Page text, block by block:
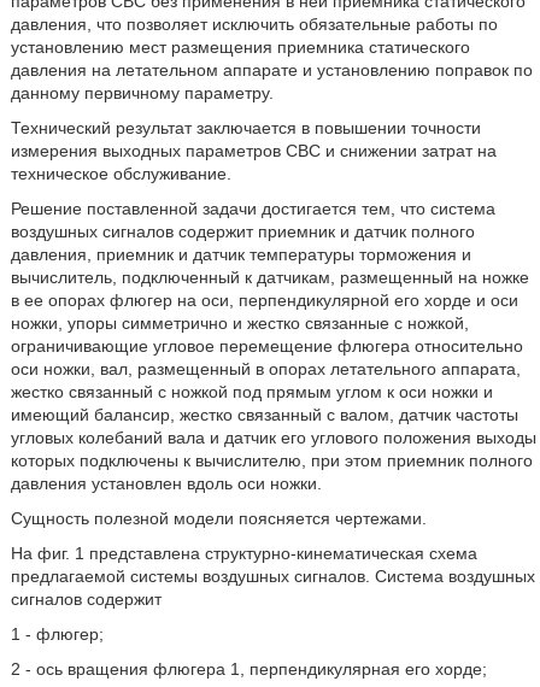
давления, что позволяет исключить обязательные работы по
установлению мест размещения приемника статического
давления на летательном аппарате и установлению поправок по
данному первичному параметру.
Технический результат заключается в повышении точности
измерения выходных параметров СВС и снижении затрат на
техническое обслуживание.
Решение поставленной задачи достигается тем, что система
воздушных сигналов содержит приемник и датчик полного
давления, приемник и датчик температуры торможения и
вычислитель, подключенный к датчикам, размещенный на ножке
в ее опорах флюгер на оси, перпендикулярной его хорде и оси
ножки, упоры симметрично и жестко связанные с ножкой,
ограничивающие угловое перемещение флюгера относительно
оси ножки, вал, размещенный в опорах летательного аппарата,
жестко связанный с ножкой под прямым углом к оси ножки и
имеющий балансир, жестко связанный с валом, датчик частоты
угловых колебаний вала и датчик его углового положения выходы
которых подключены к вычислителю, при этом приемник полного
давления установлен вдоль оси ножки.
Сущность полезной модели поясняется чертежами.
На фиг. 1 представлена структурно-кинематическая схема
предлагаемой системы воздушных сигналов. Система воздушных
сигналов содержит
1 - флюгер;
2 - ось вращения флюгера 1, перпендикулярная его хорде;